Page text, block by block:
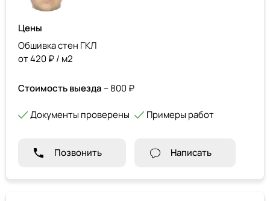
Цены
Обшивка стен ГКЛ
от 420 ₽ / м2
Стоимость выезда – 800 ₽
Документы проверены Примеры работ
Позвонить Написать